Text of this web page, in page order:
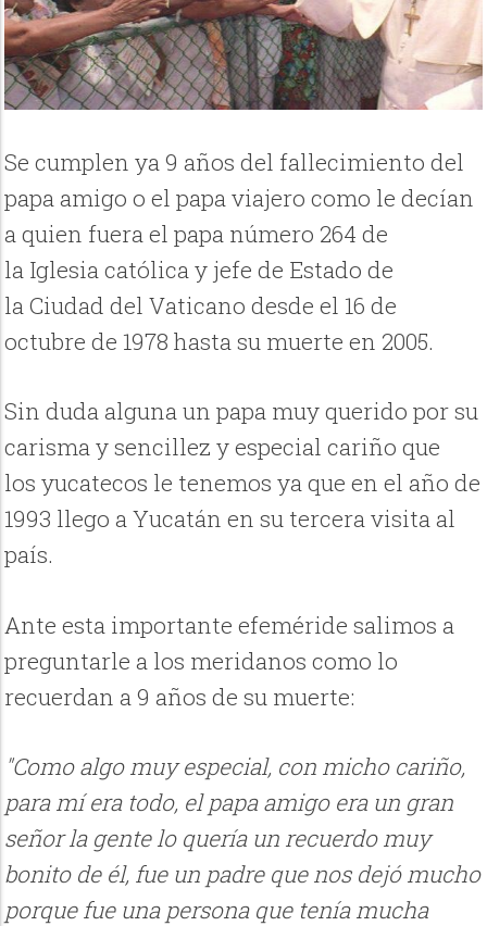
Se cumplen ya 9 años del fallecimiento del
papa amigo o el papa viajero como le decían
a quien fuera el papa número 264 de
la Iglesia católica y jefe de Estado de
la Ciudad del Vaticano desde el 16 de
octubre de 1978 hasta su muerte en 2005.
Sin duda alguna un papa muy querido por su
carisma y sencillez y especial cariño que
los yucatecos le tenemos ya que en el año de
1993 llego a Yucatán en su tercera visita al
país.
Ante esta importante efeméride salimos a
preguntarle a los meridanos como lo
recuerdan a 9 años de su muerte:
"Como algo muy especial, con micho cariño,
para mí era todo, el papa amigo era un gran
señor la gente lo quería un recuerdo muy
bonito de él, fue un padre que nos dejó mucho
porque fue una persona que tenía mucha